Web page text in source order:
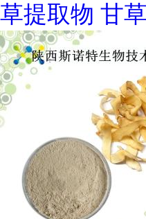
草提取物 甘